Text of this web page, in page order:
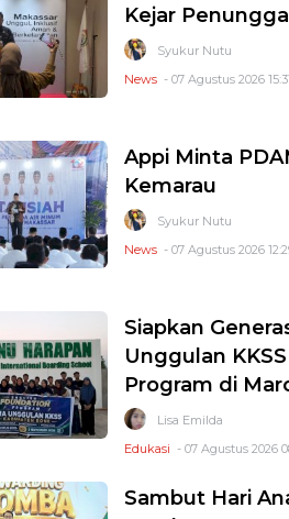
Kejar
Syukur Nutu
News - 07 Agustus 2026
Appi Minta
Kemarau
Syukur Nutu
News - 07 Agustus 2026
Siapkan
Unggulan
Program di
Lisa Emilda
Edukasi - 07 Agustus 2026
Sambut Hari